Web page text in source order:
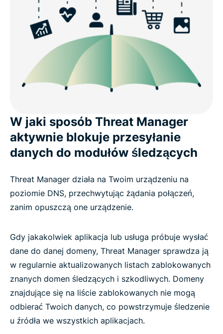
W jaki sposób Threat Manager
aktywnie blokuje przesyłanie
danych do modułów śledzących
Threat Manager działa na Twoim urządzeniu na
poziomie DNS, przechwytując żądania połączeń,
zanim opuszczą one urządzenie.
Gdy jakakolwiek aplikacja lub usługa próbuje wysłać
dane do danej domeny, Threat Manager sprawdza ją
w regularnie aktualizowanych listach zablokowanych
znanych domen śledzących i szkodliwych. Domeny
znajdujące się na liście zablokowanych nie mogą
odbierać Twoich danych, co powstrzymuje śledzenie
u źródła we wszystkich aplikacjach.